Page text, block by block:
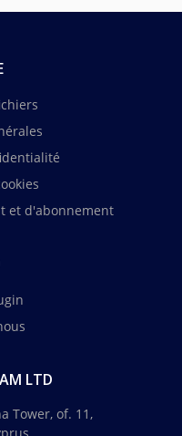
et d'abonnement
LTD
Tower, of. 11,